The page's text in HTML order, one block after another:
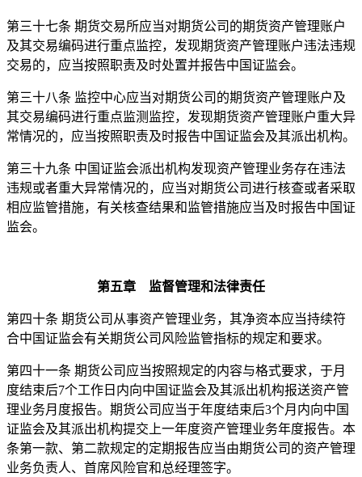
第三十七条 期货交易所应当对期货公司的期货资产管理账户
及其交易编码进行重点监控，发现期货资产管理账户违法违规
交易的，应当按照职责及时处置并报告中国证监会。
第三十八条 监控中心应当对期货公司的期货资产管理账户及
其交易编码进行重点监测监控，发现期货资产管理账户重大异
常情况的，应当按照职责及时报告中国证监会及其派出机构。
第三十九条 中国证监会派出机构发现资产管理业务存在违法
违规或者重大异常情况的，应当对期货公司进行核查或者采取
相应监管措施，有关核查结果和监管措施应当及时报告中国证
监会。
第五章 监督管理和法律责任
第四十条 期货公司从事资产管理业务，其净资本应当持续符
合中国证监会有关期货公司风险监管指标的规定和要求。
第四十一条 期货公司应当按照规定的内容与格式要求，于月
度结束后7个工作日内向中国证监会及其派出机构报送资产管
理业务月度报告。期货公司应当于年度结束后3个月内向中国
证监会及其派出机构提交上一年度资产管理业务年度报告。本
条第一款、第二款规定的定期报告应当由期货公司的资产管理
业务负责人、首席风险官和总经理签字。